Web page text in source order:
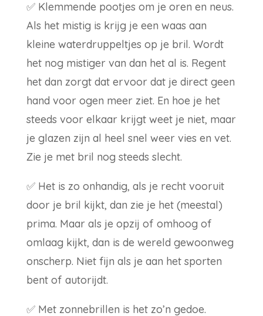
✅ Klemmende pootjes om je oren en neus.
Als het mistig is krijg je een waas aan
kleine waterdruppeltjes op je bril. Wordt
het nog mistiger van dan het al is. Regent
het dan zorgt dat ervoor dat je direct geen
hand voor ogen meer ziet. En hoe je het
steeds voor elkaar krijgt weet je niet, maar
je glazen zijn al heel snel weer vies en vet.
Zie je met bril nog steeds slecht.
✅ Het is zo onhandig, als je recht vooruit
door je bril kijkt, dan zie je het (meestal)
prima. Maar als je opzij of omhoog of
omlaag kijkt, dan is de wereld gewoonweg
onscherp. Niet fijn als je aan het sporten
bent of autorijdt.
✅ Met zonnebrillen is het zo’n gedoe.